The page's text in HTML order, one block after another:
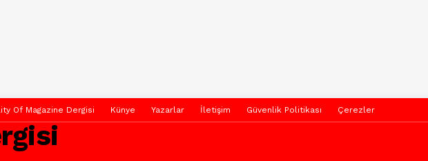
Of Magazine Dergisi Künye Yazarlar İletişim Güvenlik Politikası Çerezler